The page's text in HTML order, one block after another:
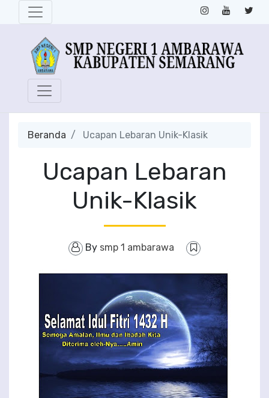
Beranda Ucapan Lebaran Unik-Klasik
Ucapan Lebaran
Unik-Klasik
By smp 1 ambarawa